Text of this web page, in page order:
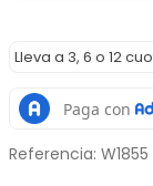
Lleva a 3, 6 o 12
Referencia: W1855